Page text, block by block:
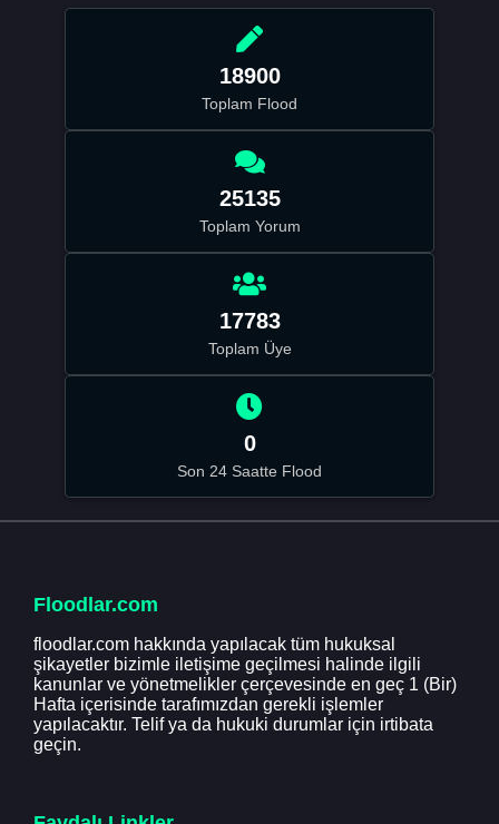
18900
Toplam Flood
25135
Toplam Yorum
17783
Toplam Üye
0
Son 24 Saatte Flood
Floodlar.com
floodlar.com hakkında yapılacak tüm hukuksal
şikayetler bizimle iletişime geçilmesi halinde ilgili
kanunlar ve yönetmelikler çerçevesinde en geç 1 (Bir)
Hafta içerisinde tarafımızdan gerekli işlemler
yapılacaktır. Telif ya da hukuki durumlar için irtibata
geçin.